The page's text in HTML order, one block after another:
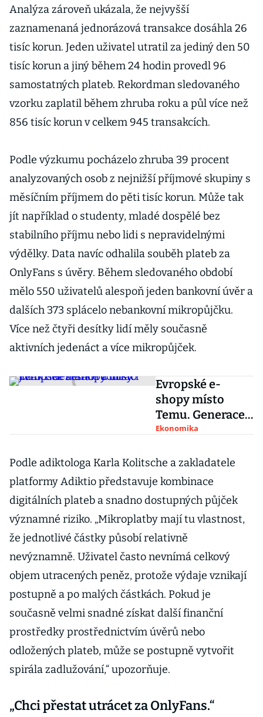
Analýza zároveň ukázala, že nejvyšší
zaznamenaná jednorázová transakce dosáhla 26
tisíc korun. Jeden uživatel utratil za jediný den 50
tisíc korun a jiný během 24 hodin provedl 96
samostatných plateb. Rekordman sledovaného
vzorku zaplatil během zhruba roku a půl více než
856 tisíc korun v celkem 945 transakcích.
Podle výzkumu pocházelo zhruba 39 procent
analyzovaných osob z nejnižší příjmové skupiny s
měsíčním příjmem do pěti tisíc korun. Může tak
jít například o studenty, mladé dospělé bez
stabilního příjmu nebo lidi s nepravidelnými
výdělky. Data navíc odhalila souběh plateb za
OnlyFans s úvěry. Během sledovaného období
mělo 550 uživatelů alespoň jeden bankovní úvěr a
dalších 373 splácelo nebankovní mikropůjčku.
Více než čtyři desítky lidí měly současně
aktivních jedenáct a více mikropůjček.
Evropské e-
shopy místo
Temu. Generace
Z utrácí jinak než
Ekonomika
Podle adiktologa Karla Kolitsche a zakladatele
platformy Adiktio představuje kombinace
digitálních plateb a snadno dostupných půjček
významné riziko. „Mikroplatby mají tu vlastnost,
že jednotlivé částky působí relativně
nevýznamně. Uživatel často nevnímá celkový
objem utracených peněz, protože výdaje vznikají
postupně a po malých částkách. Pokud je
současně velmi snadné získat další finanční
prostředky prostřednictvím úvěrů nebo
odložených plateb, může se postupně vytvořit
spirála zadlužování,“ upozorňuje.
„Chci přestat utrácet za OnlyFans.“